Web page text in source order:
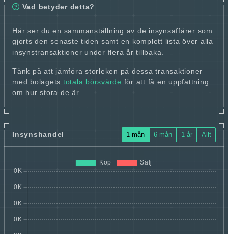
Vad betyder detta?
Här ser du en sammanställning av de insynsaffärer som
gjorts den senaste tiden samt en komplett lista över alla
insynstransaktioner under flera år tillbaka.
Tänk på att jämföra storleken på dessa transaktioner
med bolagets totala börsvärde för att få en uppfattning
om hur stora de är.
Insynshandel 1 mån 6 mån 1 år Allt